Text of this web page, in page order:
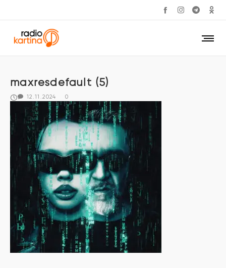
maxresdefault (5)
12.11.2024 0